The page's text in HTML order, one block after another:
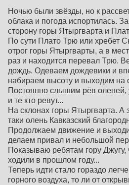
Ночью были звёзды, но к
облака и погода испортилась.
сторону горы Ятыргварта и
По сути Плато Трю или хребет
отрог горы Ятыргварты, а в
раз и находится перевал Трю.
дождь. Одеваем дождевики и
набираем высоту и выходим на
Постоянно слышим рёв оленей,
и те кто ревут...
На склонах горы Ятыргварта. А
таки олень Кавказский
Продолжаем движение и
делаем привал и небольшой
Показываю ребятам гору
ходили в прошлом году...
Теперь идти стало гораздо
горного воздуха, то ли от